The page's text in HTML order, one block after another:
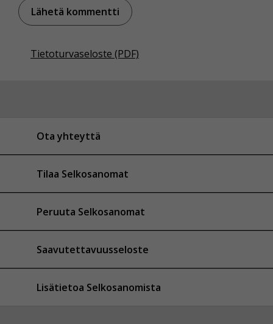
Tietoturvaseloste (PDF)
Ota yhteyttä
Tilaa Selkosanomat
Peruuta Selkosanomat
Saavutettavuusseloste
Lisätietoa Selkosanomista